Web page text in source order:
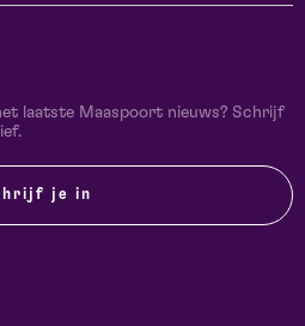
laatste Maaspoort nieuws? Schrijf
je in